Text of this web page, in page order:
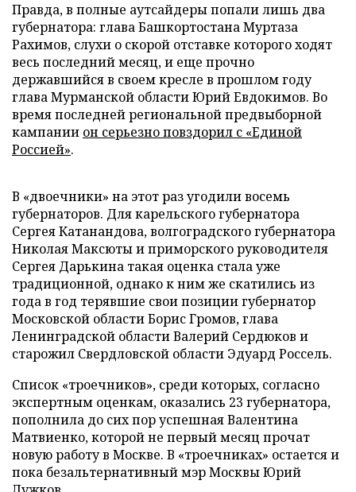
Правда, в полные аутсайдеры попали лишь два
губернатора: глава Башкортостана Муртаза
Рахимов, слухи о скорой отставке которого ходят
весь последний месяц, и еще прочно
державшийся в своем кресле в прошлом году
глава Мурманской области Юрий Евдокимов. Во
время последней региональной предвыборной
кампании он серьезно повздорил с «Единой
Россией».
В «двоечники» на этот раз угодили восемь
губернаторов. Для карельского губернатора
Сергея Катанандова, волгоградского губернатора
Николая Максюты и приморского руководителя
Сергея Дарькина такая оценка стала уже
традиционной, однако к ним же скатились из
года в год терявшие свои позиции губернатор
Московской области Борис Громов, глава
Ленинградской области Валерий Сердюков и
старожил Свердловской области Эдуард Россель.
Список «троечников», среди которых, согласно
экспертным оценкам, оказались 23 губернатора,
пополнила до сих пор успешная Валентина
Матвиенко, которой не первый месяц прочат
новую работу в Москве. В «троечниках» остается и
пока безальтернативный мэр Москвы Юрий